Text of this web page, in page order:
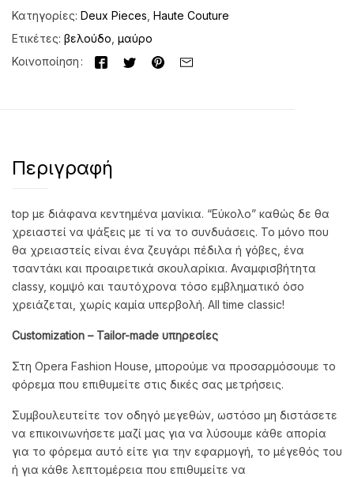
Κατηγορίες: Deux Pieces Haute Couture
Ετικέτες: βελούδο μαύρο
Κοινοποίηση
Περιγραφή
top με διάφανα κεντημένα μανίκια. “Εύκολο” καθώς δε θα
χρειαστεί να ψάξεις με τί να το συνδυάσεις. Το μόνο που
θα χρειαστείς είναι ένα ζευγάρι πέδιλα ή γόβες, ένα
τσαντάκι και προαιρετικά σκουλαρίκια. Αναμφισβήτητα
classy, κομψό και ταυτόχρονα τόσο εμβληματικό όσο
χρειάζεται, χωρίς καμία υπερβολή. All time classic!
Customization – Tailor-made υπηρεσίες
Στη Opera Fashion House, μπορούμε να προσαρμόσουμε το
φόρεμα που επιθυμείτε στις δικές σας μετρήσεις.
Συμβουλευτείτε τον οδηγό μεγεθών, ωστόσο μη διστάσετε
να επικοινωνήσετε μαζί μας για να λύσουμε κάθε απορία
για το φόρεμα αυτό είτε για την εφαρμογή, το μέγεθός του
ή για κάθε λεπτομέρεια που επιθυμείτε να